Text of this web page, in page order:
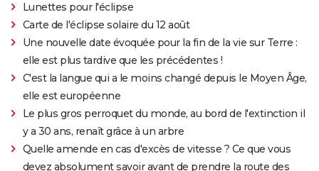
Lunettes pour l'éclipse
Carte de l'éclipse solaire du 12 août
Une nouvelle date évoquée pour la fin de la vie sur Terre :
elle est plus tardive que les précédentes !
C'est la langue qui a le moins changé depuis le Moyen Âge,
elle est européenne
Le plus gros perroquet du monde, au bord de l'extinction il
y a 30 ans, renaît grâce à un arbre
Quelle amende en cas d'excès de vitesse ? Ce que vous
devez absolument savoir avant de prendre la route des